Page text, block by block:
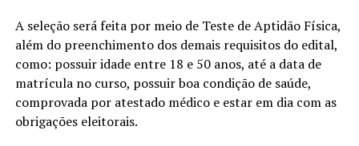
A seleção será feita por meio de Teste de Aptidão Física,
além do preenchimento dos demais requisitos do edital,
como: possuir idade entre 18 e 50 anos, até a data de
matrícula no curso, possuir boa condição de saúde,
comprovada por atestado médico e estar em dia com as
obrigações eleitorais.